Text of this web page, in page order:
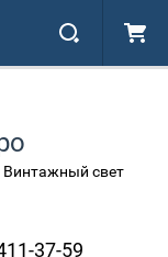
свет
37-59